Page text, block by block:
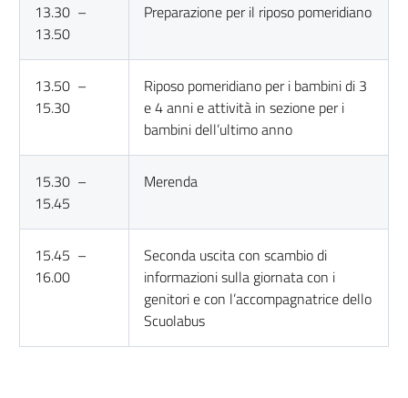
13.30 –
13.50
Preparazione per il riposo pomeridiano
13.50 –
15.30
Riposo pomeridiano per i bambini di 3
e 4 anni e attività in sezione per i
bambini dell’ultimo anno
15.30 –
15.45
Merenda
15.45 –
16.00
Seconda uscita con scambio di
informazioni sulla giornata con i
genitori e con l’accompagnatrice dello
Scuolabus